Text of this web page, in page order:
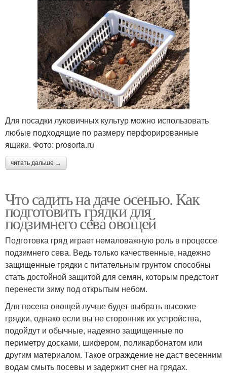
Для посадки луковичных культур можно использовать
любые подходящие по размеру перфорированные
ящики. Фото: prosorta.ru
читать дальше →
Что садить на даче осенью. Как
подготовить грядки для
подзимнего сева овощей
Подготовка гряд играет немаловажную роль в процессе
подзимнего сева. Ведь только качественные, надежно
защищенные грядки с питательным грунтом способны
стать достойной защитой для семян, которым предстоит
перенести зиму под открытым небом.
Для посева овощей лучше будет выбрать высокие
грядки, однако если вы не сторонник их устройства,
подойдут и обычные, надежно защищенные по
периметру досками, шифером, поликарбонатом или
другим материалом. Такое ограждение не даст весенним
водам смыть посевы и задержит снег на грядах.